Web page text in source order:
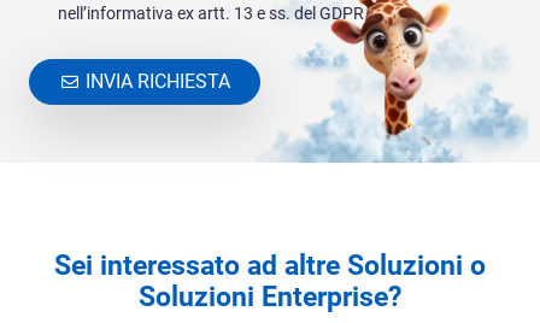
nell’informativa ex artt. 13 e ss. del GDPR
INVIA RICHIESTA
Sei interessato ad altre Soluzioni o
Soluzioni Enterprise?